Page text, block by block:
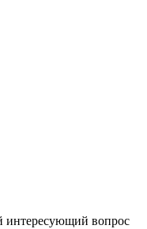
интересующий вопрос